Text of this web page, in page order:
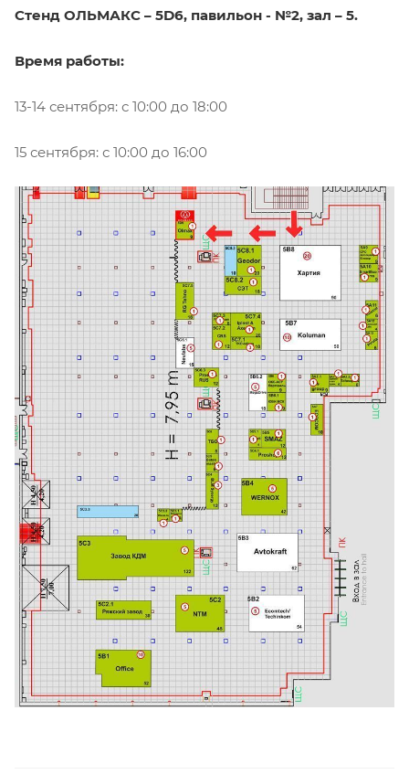
Стенд ОЛЬМАКС – 5D6, павильон - №2, зал – 5.
Время работы:
13-14 сентября: с 10:00 до 18:00
15 сентября: с 10:00 до 16:00